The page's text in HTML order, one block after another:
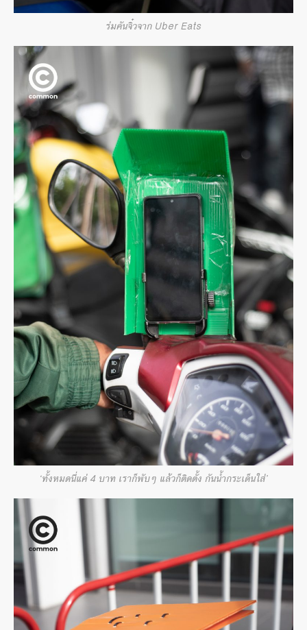
ร่มคันจิ๋วจาก Uber Eats
‘ทั้งหมดนี่แค่ 4 บาท เราก็พับๆ แล้วก็ติดตั้ง กันน้ำกระเด็นใส่’